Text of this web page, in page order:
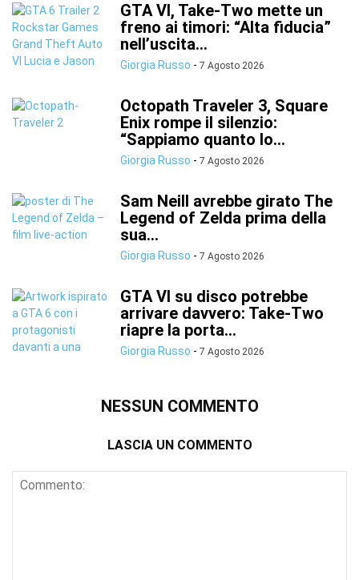
GTA VI, Take-Two mette un
freno ai timori: “Alta fiducia”
nell’uscita...
Giorgia Russo - 7 Agosto 2026
Octopath Traveler 3, Square
Enix rompe il silenzio:
“Sappiamo quanto lo...
Giorgia Russo - 7 Agosto 2026
Sam Neill avrebbe girato The
Legend of Zelda prima della
sua...
Giorgia Russo - 7 Agosto 2026
GTA VI su disco potrebbe
arrivare davvero: Take-Two
riapre la porta...
Giorgia Russo - 7 Agosto 2026
NESSUN COMMENTO
LASCIA UN COMMENTO